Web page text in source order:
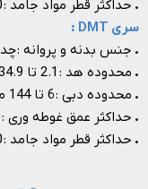
. حداکثر قطر مواد جامد : 10 میلیمتر​​​​​​​
سری DMT :
. جنس بدنه و پروانه :
. محدوده هد : 2.1 تا 34.9 متر
. محدوده دبی : 6 تا 144 متر مکعب بر ساعت
. حداکثر عمق غوطه وری : 20 متر
. حداکثر قطر مواد جامد : 50 میلیمتر​​​​​​​